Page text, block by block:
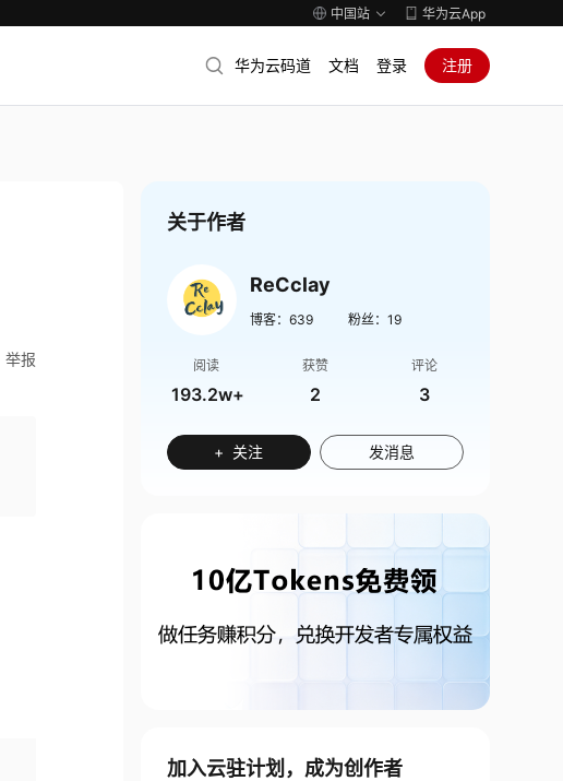
中国站 华为云App
华为云码道 文档 登录 注册
举报
关于作者
ReCclay
博客： 639 粉丝： 19
阅读
193.2w+
获赞
2
评论
3
+ 关注 发消息
加入云驻计划，成为创作者